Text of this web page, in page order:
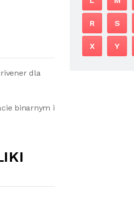
dla
binarnym i
R S
X Y